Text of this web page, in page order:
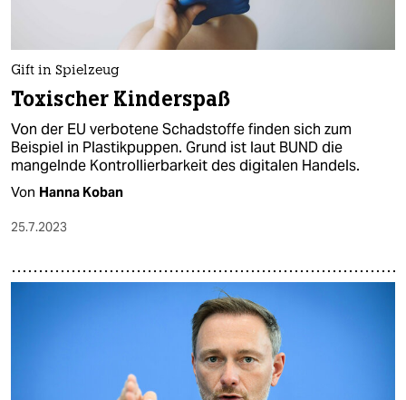
Gift in Spielzeug
Toxischer Kinderspaß
Von der EU verbotene Schadstoffe finden sich zum
Beispiel in Plastikpuppen. Grund ist laut BUND die
mangelnde Kontrollierbarkeit des digitalen Handels.
Von Hanna Koban
25.7.2023